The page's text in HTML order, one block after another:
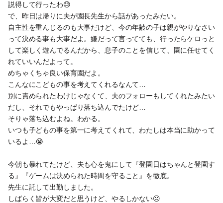
説得して行ったわ😓
で、昨日は帰りに夫が園長先生から話があったみたい。
自主性を重んじるのも大事だけど、今の年齢の子は親がやりなさい
って決める事も大事だよ。嫌だって言ってても、行ったらケロっと
して楽しく遊んでるんだから、息子のことを信じて、園に任せてく
れていいんだよって。
めちゃくちゃ良い保育園だよ。
こんなにこどもの事を考えてくれるなんて…
別に責められたわけじゃなくて、夫のフォローもしてくれたみたい
だし、それでもやっぱり落ち込んでたけど…
そりゃ落ち込むよね。わかる。
いつも子どもの事を第一に考えてくれて、わたしは本当に助かって
いるよ…😭
今朝も暴れてたけど、夫も心を鬼にして『登園日はちゃんと登園す
る』『ゲームは決められた時間を守ること』を徹底。
先生に託して出勤しました。
しばらく皆が大変だと思うけど、やるしかない☹️